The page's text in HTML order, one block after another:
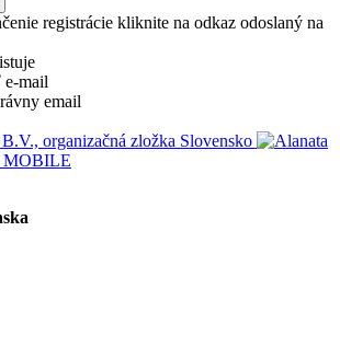
registrácie kliknite na odkaz odoslaný na
e-mail
email